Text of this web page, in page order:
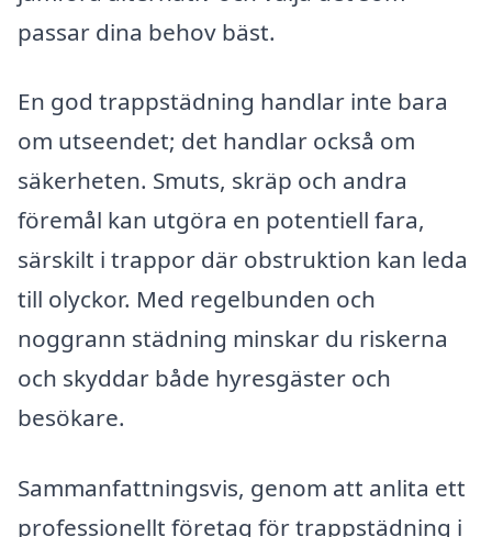
passar dina behov bäst.
En god trappstädning handlar inte bara
om utseendet; det handlar också om
säkerheten. Smuts, skräp och andra
föremål kan utgöra en potentiell fara,
särskilt i trappor där obstruktion kan leda
till olyckor. Med regelbunden och
noggrann städning minskar du riskerna
och skyddar både hyresgäster och
besökare.
Sammanfattningsvis, genom att anlita ett
professionellt företag för trappstädning i